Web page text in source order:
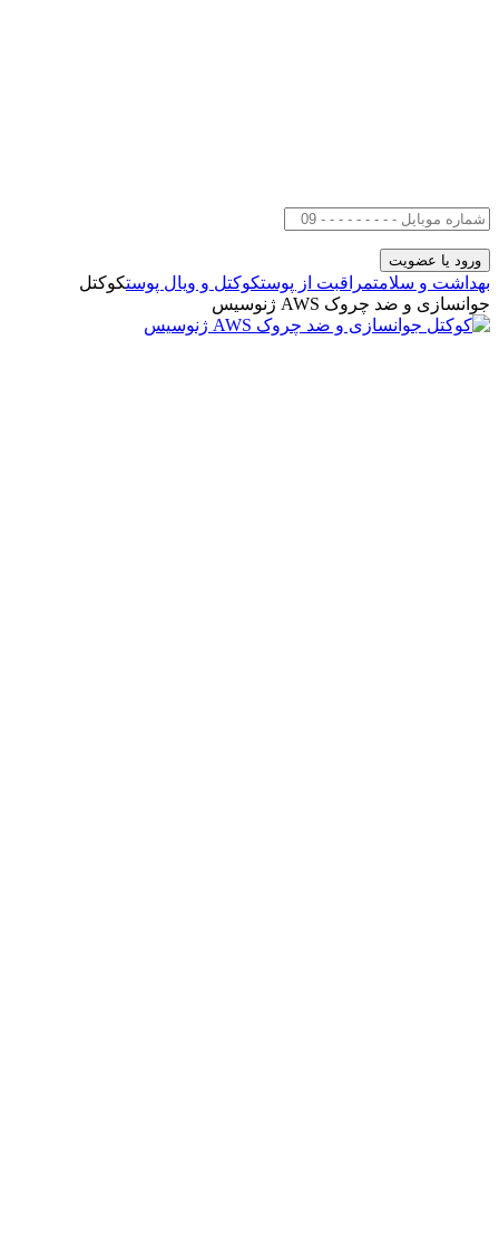
بهداشت و سلامتمراقبت از پوستکوکتل‌ و ویال پوستکوکتل
جوانسازی و ضد چروک AWS ژنوسیس